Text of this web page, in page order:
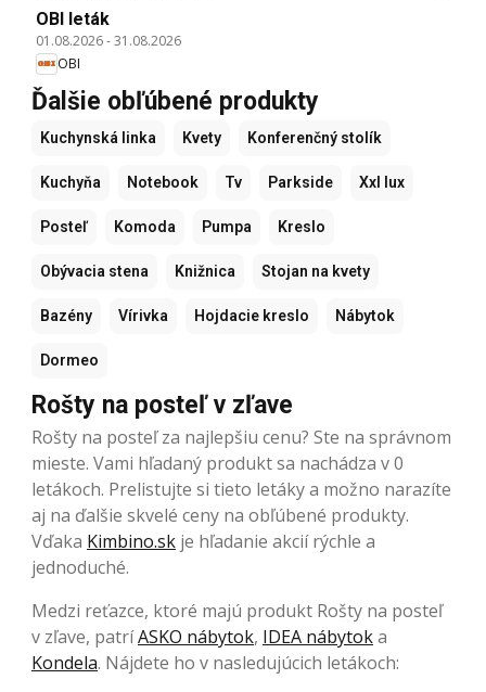
OBI leták
01.08.2026-31.08.2026
OBI
Ďalšie obľúbené produkty
Kuchynská linka Kvety Konferenčný stolík
Kuchyňa Notebook Tv Parkside Xxl lux
Posteľ Komoda Pumpa Kreslo
Obývacia stena Knižnica Stojan na kvety
Bazény Vírivka Hojdacie kreslo Nábytok
Dormeo
Rošty na posteľ v zľave
Rošty na posteľ za najlepšiu cenu? Ste na správnom
mieste. Vami hľadaný produkt sa nachádza v 0
letákoch. Prelistujte si tieto letáky a možno narazíte
aj na ďalšie skvelé ceny na obľúbené produkty.
Vďaka Kimbino.sk je hľadanie akcií rýchle a
jednoduché.
Medzi reťazce, ktoré majú produkt Rošty na posteľ
v zľave, patríASKO nábytok, IDEA nábytoka
Kondela. Nájdete ho v nasledujúcich letákoch: